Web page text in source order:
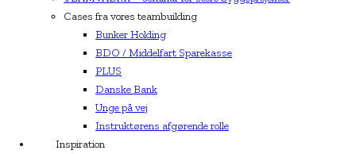
Cases fra vores teambuilding
Bunker Holding
BDO / Middelfart Sparekasse
PLUS
Danske Bank
Unge på vej
Instruktørens afgørende rolle
Inspiration